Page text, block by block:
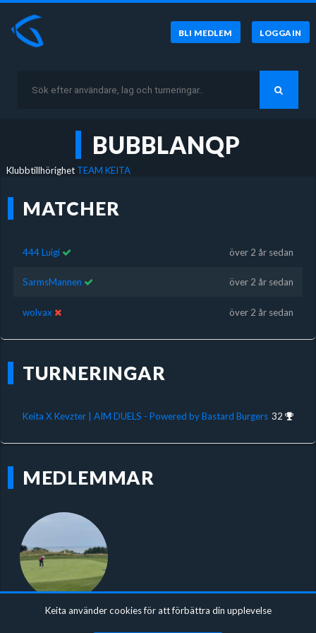
BLI MEDLEM LOGGA IN
BUBBLANQP
Klubbtillhörighet TEAM KEITA
MATCHER
444 Luigi över 2 år sedan
SarmsMannen över 2 år sedan
wolvax över 2 år sedan
TURNERINGAR
Keita X Kevzter | AIM DUELS - Powered by Bastard Burgers 32
MEDLEMMAR
Keita använder cookies för att förbättra din upplevelse